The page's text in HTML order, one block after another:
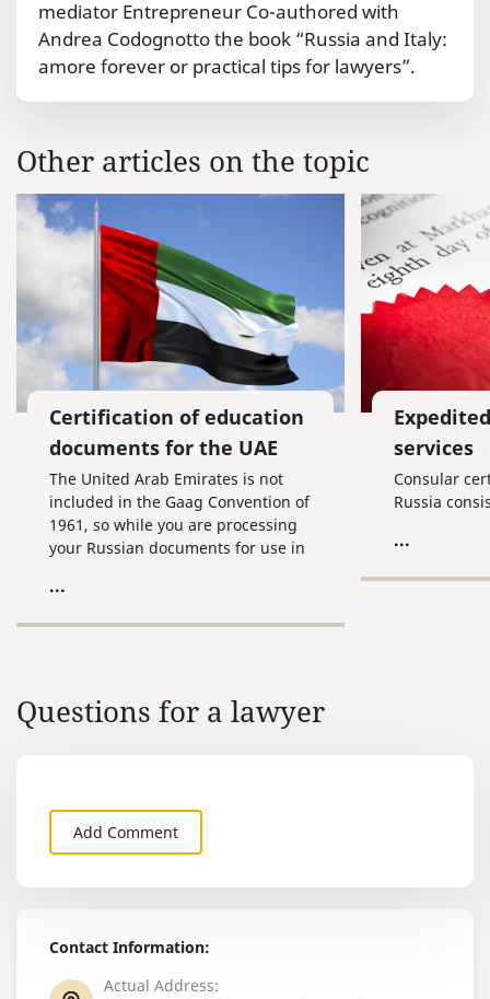
Contact Information:
Actual Address:
mediator Entrepreneur Co-authored with
Andrea Codognotto the book “Russia and Italy:
amore forever or practical tips for lawyers”.
Other articles on the topic
Certification of education
documents for the UAE
The United Arab Emirates is not
included in the Gaag Convention of
1961, so while you are processing
your Russian documents for use in
to undergo the procedure of
Consulate of the United Arab
Emirates in the Russian Federation.
...
services
Consular
Russia
...
Questions for a lawyer
Add Comment